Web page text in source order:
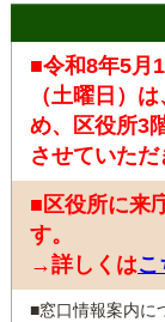
■令和8年5月
（土曜日）
め、区役所3
させていただ
■区役所に来
す。
→詳しくはこ
■窓口情報案内に